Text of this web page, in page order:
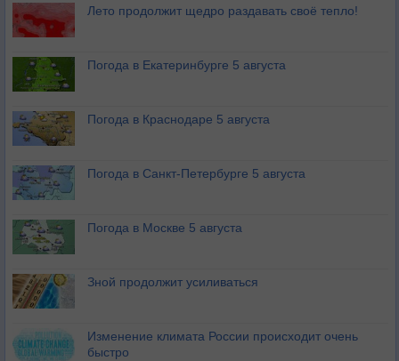
Лето продолжит щедро раздавать своё тепло!
Погода в Екатеринбурге 5 августа
Погода в Краснодаре 5 августа
Погода в Санкт-Петербурге 5 августа
Погода в Москве 5 августа
Зной продолжит усиливаться
Изменение климата России происходит очень
быстро